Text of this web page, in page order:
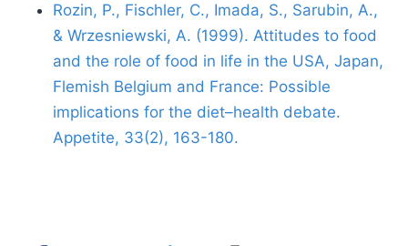
Rozin, P., Fischler, C., Imada, S., Sarubin, A.,
& Wrzesniewski, A. (1999). Attitudes to food
and the role of food in life in the USA, Japan,
Flemish Belgium and France: Possible
implications for the diet–health debate.
Appetite, 33(2), 163-180.